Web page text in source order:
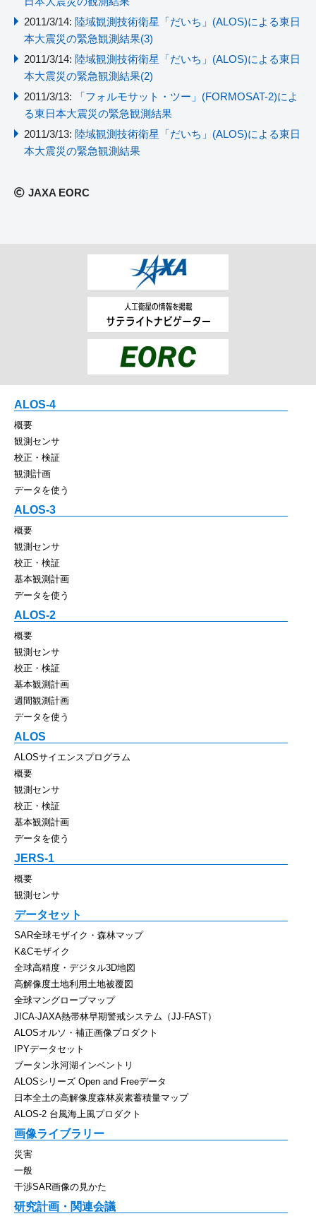
2011/3/14: 陸域観測技術衛星「だいち」(ALOS)による東日
本大震災の緊急観測結果(3)
2011/3/14: 陸域観測技術衛星「だいち」(ALOS)による東日
本大震災の緊急観測結果(2)
2011/3/13:
「フォルモサット・ツー」(FORMOSAT-2)によ
る東日本大震災の緊急観測結果
2011/3/13: 陸域観測技術衛星「だいち」(ALOS)による東日
本大震災の緊急観測結果
JAXA EORC
ALOS-4
概要
観測センサ
校正・検証
観測計画
データを使う
ALOS-3
概要
観測センサ
校正・検証
基本観測計画
データを使う
ALOS-2
概要
観測センサ
校正・検証
基本観測計画
週間観測計画
データを使う
ALOS
ALOSサイエンスプログラム
概要
観測センサ
校正・検証
基本観測計画
データを使う
JERS-1
概要
観測センサ
データセット
SAR全球モザイク・森林マップ
K&Cモザイク
全球高精度・デジタル3D地図
高解像度土地利用土地被覆図
全球マングローブマップ
JICA-JAXA熱帯林早期警戒システム（JJ-FAST）
ALOSオルソ・補正画像プロダクト
IPYデータセット
ブータン氷河湖インベントリ
ALOSシリーズ Open and Freeデータ
日本全土の高解像度森林炭素蓄積量マップ
ALOS-2 台風海上風プロダクト
画像ライブラリー
災害
一般
干渉SAR画像の見かた
研究計画・関連会議